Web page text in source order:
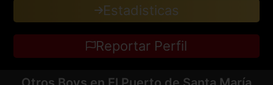
Estadisticas
Reportar Perfil